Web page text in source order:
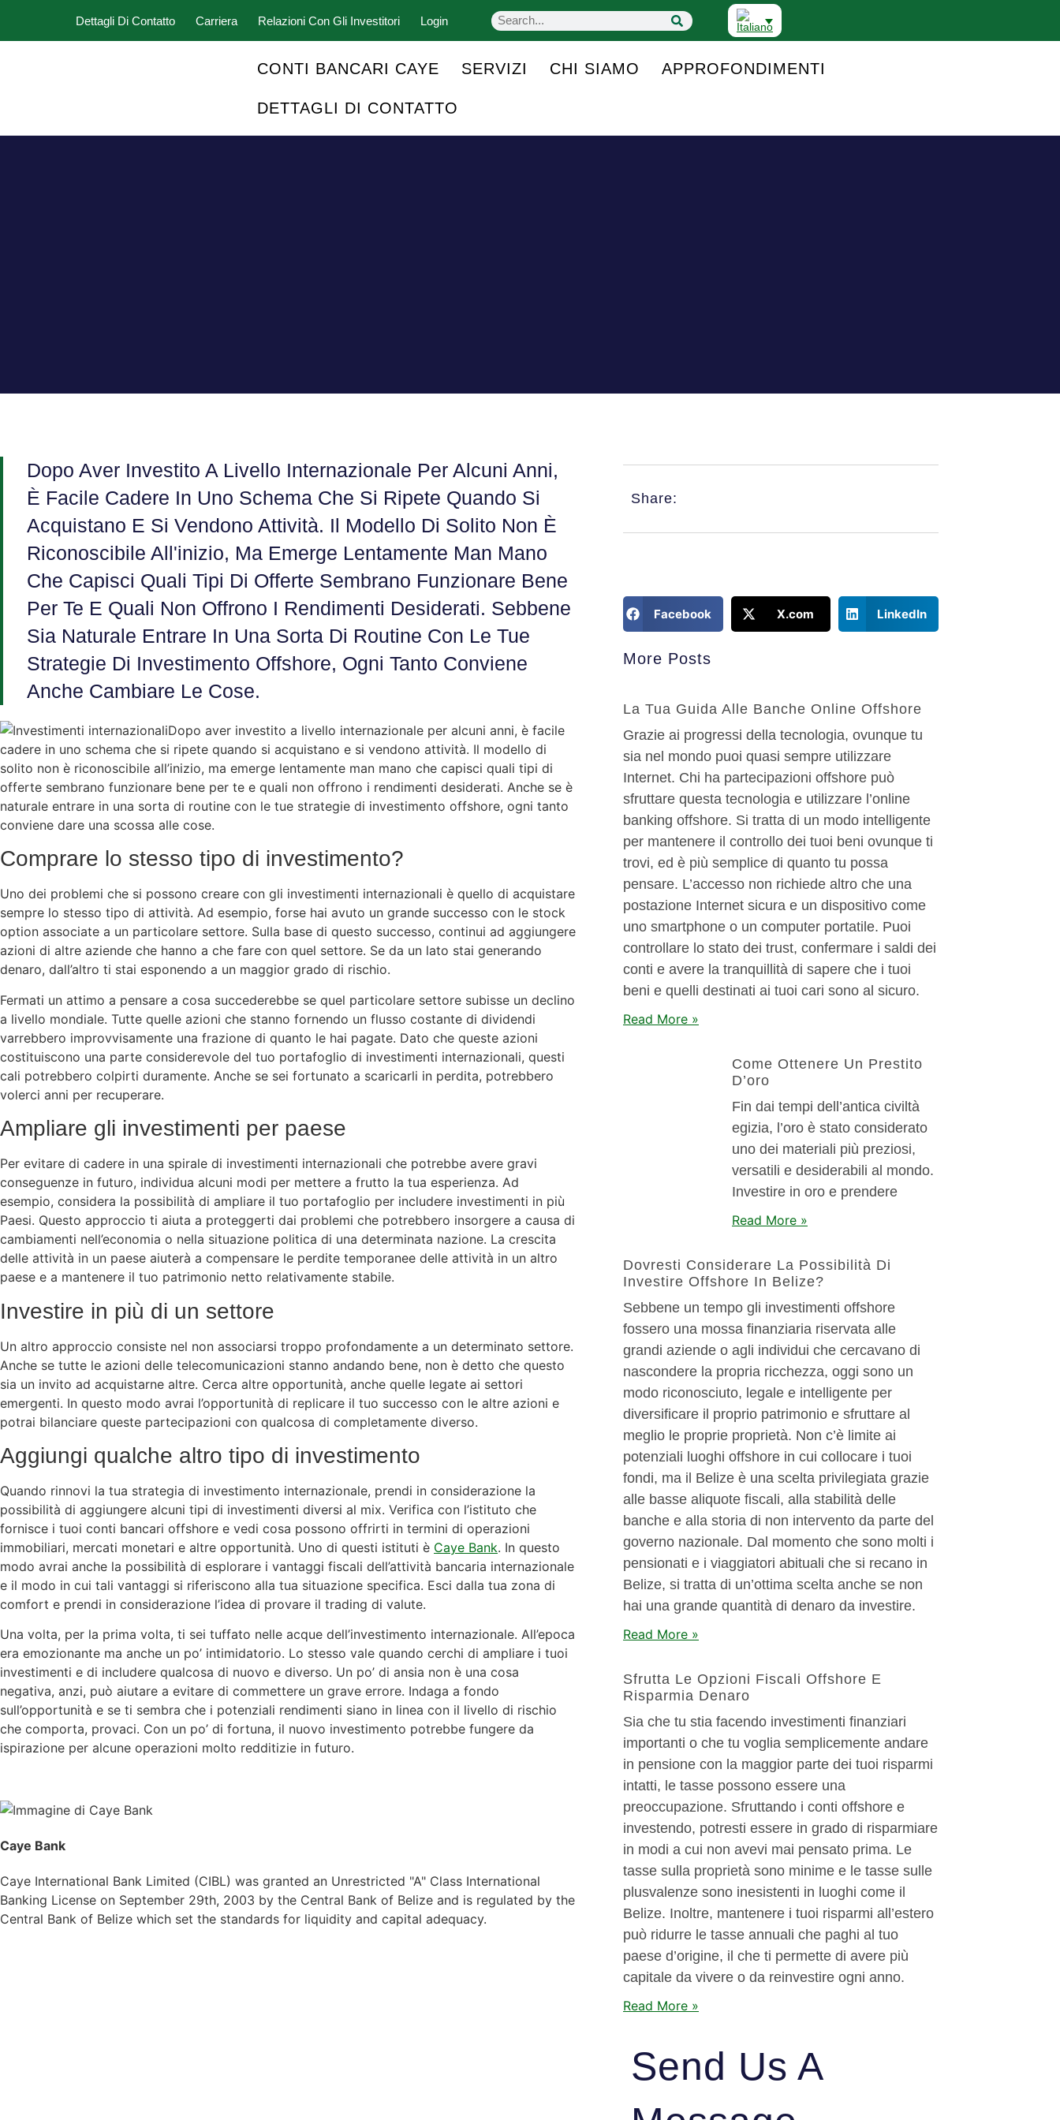
Dettagli Di Contatto Carriera Relazioni Con Gli Investitori Login
CONTI BANCARI CAYE SERVIZI CHI SIAMO APPROFONDIMENTI
DETTAGLI DI CONTATTO
Dopo Aver Investito A Livello Internazionale Per Alcuni Anni,
È Facile Cadere In Uno Schema Che Si Ripete Quando Si
Acquistano E Si Vendono Attività. Il Modello Di Solito Non È
Riconoscibile All'inizio, Ma Emerge Lentamente Man Mano
Che Capisci Quali Tipi Di Offerte Sembrano Funzionare Bene
Per Te E Quali Non Offrono I Rendimenti Desiderati. Sebbene
Sia Naturale Entrare In Una Sorta Di Routine Con Le Tue
Strategie Di Investimento Offshore, Ogni Tanto Conviene
Anche Cambiare Le Cose.
Dopo aver investito a livello internazionale per alcuni anni, è facile
cadere in uno schema che si ripete quando si acquistano e si vendono attività. Il modello di
solito non è riconoscibile all’inizio, ma emerge lentamente man mano che capisci quali tipi di
offerte sembrano funzionare bene per te e quali non offrono i rendimenti desiderati. Anche se è
naturale entrare in una sorta di routine con le tue strategie di investimento offshore, ogni tanto
conviene dare una scossa alle cose.
Comprare lo stesso tipo di investimento?
Uno dei problemi che si possono creare con gli investimenti internazionali è quello di acquistare
sempre lo stesso tipo di attività. Ad esempio, forse hai avuto un grande successo con le stock
option associate a un particolare settore. Sulla base di questo successo, continui ad aggiungere
azioni di altre aziende che hanno a che fare con quel settore. Se da un lato stai generando
denaro, dall’altro ti stai esponendo a un maggior grado di rischio.
Fermati un attimo a pensare a cosa succederebbe se quel particolare settore subisse un declino
a livello mondiale. Tutte quelle azioni che stanno fornendo un flusso costante di dividendi
varrebbero improvvisamente una frazione di quanto le hai pagate. Dato che queste azioni
costituiscono una parte considerevole del tuo portafoglio di investimenti internazionali, questi
cali potrebbero colpirti duramente. Anche se sei fortunato a scaricarli in perdita, potrebbero
volerci anni per recuperare.
Ampliare gli investimenti per paese
Per evitare di cadere in una spirale di investimenti internazionali che potrebbe avere gravi
conseguenze in futuro, individua alcuni modi per mettere a frutto la tua esperienza. Ad
esempio, considera la possibilità di ampliare il tuo portafoglio per includere investimenti in più
Paesi. Questo approccio ti aiuta a proteggerti dai problemi che potrebbero insorgere a causa di
cambiamenti nell’economia o nella situazione politica di una determinata nazione. La crescita
delle attività in un paese aiuterà a compensare le perdite temporanee delle attività in un altro
paese e a mantenere il tuo patrimonio netto relativamente stabile.
Investire in più di un settore
Un altro approccio consiste nel non associarsi troppo profondamente a un determinato settore.
Anche se tutte le azioni delle telecomunicazioni stanno andando bene, non è detto che questo
sia un invito ad acquistarne altre. Cerca altre opportunità, anche quelle legate ai settori
emergenti. In questo modo avrai l’opportunità di replicare il tuo successo con le altre azioni e
potrai bilanciare queste partecipazioni con qualcosa di completamente diverso.
Aggiungi qualche altro tipo di investimento
Quando rinnovi la tua strategia di investimento internazionale, prendi in considerazione la
possibilità di aggiungere alcuni tipi di investimenti diversi al mix. Verifica con l’istituto che
fornisce i tuoi conti bancari offshore e vedi cosa possono offrirti in termini di operazioni
immobiliari, mercati monetari e altre opportunità. Uno di questi istituti è Caye Bank. In questo
modo avrai anche la possibilità di esplorare i vantaggi fiscali dell’attività bancaria internazionale
e il modo in cui tali vantaggi si riferiscono alla tua situazione specifica. Esci dalla tua zona di
comfort e prendi in considerazione l’idea di provare il trading di valute.
Una volta, per la prima volta, ti sei tuffato nelle acque dell’investimento internazionale. All’epoca
era emozionante ma anche un po’ intimidatorio. Lo stesso vale quando cerchi di ampliare i tuoi
investimenti e di includere qualcosa di nuovo e diverso. Un po’ di ansia non è una cosa
negativa, anzi, può aiutare a evitare di commettere un grave errore. Indaga a fondo
sull’opportunità e se ti sembra che i potenziali rendimenti siano in linea con il livello di rischio
che comporta, provaci. Con un po’ di fortuna, il nuovo investimento potrebbe fungere da
ispirazione per alcune operazioni molto redditizie in futuro.
Caye Bank
Caye International Bank Limited (CIBL) was granted an Unrestricted "A" Class International
Banking License on September 29th, 2003 by the Central Bank of Belize and is regulated by the
Central Bank of Belize which set the standards for liquidity and capital adequacy.
Share:
Facebook X.com LinkedIn
More Posts
La Tua Guida Alle Banche Online Offshore
Grazie ai progressi della tecnologia, ovunque tu
sia nel mondo puoi quasi sempre utilizzare
Internet. Chi ha partecipazioni offshore può
sfruttare questa tecnologia e utilizzare l’online
banking offshore. Si tratta di un modo intelligente
per mantenere il controllo dei tuoi beni ovunque ti
trovi, ed è più semplice di quanto tu possa
pensare. L’accesso non richiede altro che una
postazione Internet sicura e un dispositivo come
uno smartphone o un computer portatile. Puoi
controllare lo stato dei trust, confermare i saldi dei
conti e avere la tranquillità di sapere che i tuoi
beni e quelli destinati ai tuoi cari sono al sicuro.
Read More »
Come Ottenere Un Prestito
D’oro
Fin dai tempi dell’antica civiltà
egizia, l’oro è stato considerato
uno dei materiali più preziosi,
versatili e desiderabili al mondo.
Investire in oro e prendere
Read More »
Dovresti Considerare La Possibilità Di
Investire Offshore In Belize?
Sebbene un tempo gli investimenti offshore
fossero una mossa finanziaria riservata alle
grandi aziende o agli individui che cercavano di
nascondere la propria ricchezza, oggi sono un
modo riconosciuto, legale e intelligente per
diversificare il proprio patrimonio e sfruttare al
meglio le proprie proprietà. Non c’è limite ai
potenziali luoghi offshore in cui collocare i tuoi
fondi, ma il Belize è una scelta privilegiata grazie
alle basse aliquote fiscali, alla stabilità delle
banche e alla storia di non intervento da parte del
governo nazionale. Dal momento che sono molti i
pensionati e i viaggiatori abituali che si recano in
Belize, si tratta di un’ottima scelta anche se non
hai una grande quantità di denaro da investire.
Read More »
Sfrutta Le Opzioni Fiscali Offshore E
Risparmia Denaro
Sia che tu stia facendo investimenti finanziari
importanti o che tu voglia semplicemente andare
in pensione con la maggior parte dei tuoi risparmi
intatti, le tasse possono essere una
preoccupazione. Sfruttando i conti offshore e
investendo, potresti essere in grado di risparmiare
in modi a cui non avevi mai pensato prima. Le
tasse sulla proprietà sono minime e le tasse sulle
plusvalenze sono inesistenti in luoghi come il
Belize. Inoltre, mantenere i tuoi risparmi all’estero
può ridurre le tasse annuali che paghi al tuo
paese d’origine, il che ti permette di avere più
capitale da vivere o da reinvestire ogni anno.
Read More »
Send Us A